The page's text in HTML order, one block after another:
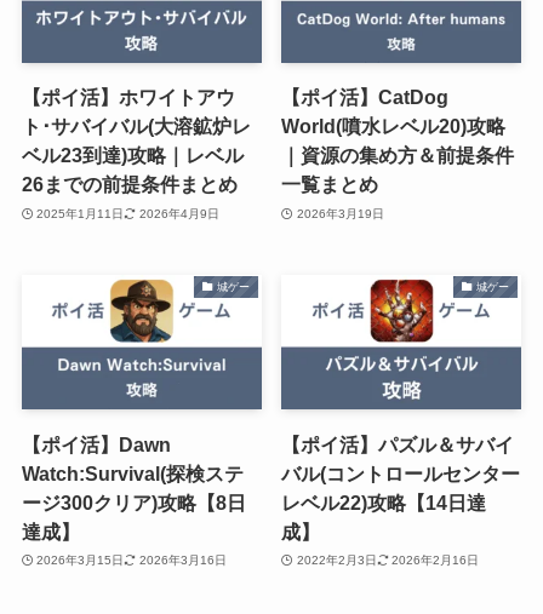
【ポイ活】ホワイトアウ
ト･サバイバル(大溶鉱炉レ
ベル23到達)攻略｜レベル
26までの前提条件まとめ
2025年1月11日 2026年4月9日
【ポイ活】CatDog
World(噴水レベル20)攻略
｜資源の集め方＆前提条件
一覧まとめ
2026年3月19日
城ゲー
【ポイ活】Dawn
Watch:Survival(探検ステ
ージ300クリア)攻略【8日
達成】
2026年3月15日 2026年3月16日
城ゲー
【ポイ活】パズル＆サバイ
バル(コントロールセンター
レベル22)攻略【14日達
成】
2022年2月3日 2026年2月16日